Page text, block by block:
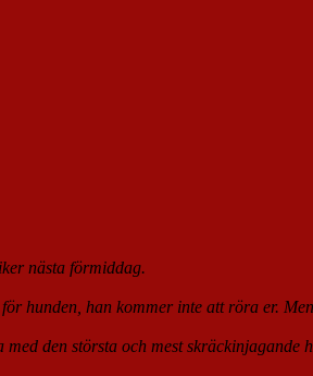
nästa förmiddag.
hunden, han kommer inte att röra er.
den största och mest skräckinjagande